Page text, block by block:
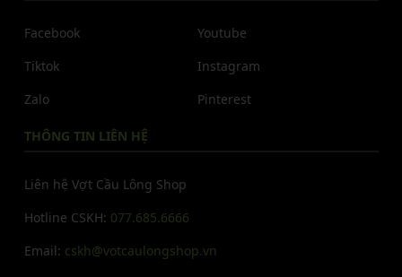
Facebook
Tiktok
Zalo
Youtube
Instagram
Pinterest
THÔNG TIN LIÊN HỆ
Liên hệ Vợt Cầu Lông Shop
Hotline CSKH: 077.685.6666
Email: cskh@votcaulongshop.vn